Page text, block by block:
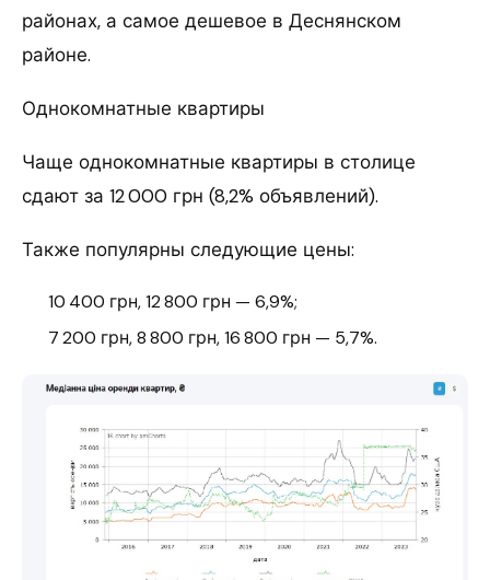
районах, а самое дешевое в Деснянском
районе.
Однокомнатные квартиры
Чаще однокомнатные квартиры в столице
сдают за 12 000 грн (8,2% объявлений).
Также популярны следующие цены:
10 400 грн, 12 800 грн — 6,9%;
7 200 грн, 8 800 грн, 16 800 грн — 5,7%.